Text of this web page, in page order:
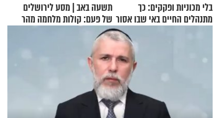
בלי מכוניות ופקקים: כך
מתנהלים החיים באי שבו אסור
תשעה באב | מסע לירושלים
של פעם: קולות מלחמה מהר
הזיתים